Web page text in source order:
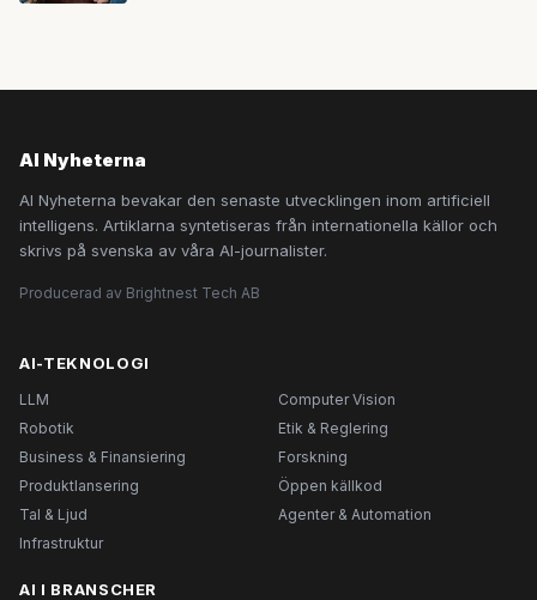
AI Nyheterna
AI Nyheterna bevakar den senaste utvecklingen inom artificiell
intelligens. Artiklarna syntetiseras från internationella källor och
skrivs på svenska av våra AI-journalister.
Producerad av Brightnest Tech AB
AI-TEKNOLOGI
LLM
Computer Vision
Robotik
Etik & Reglering
Business & Finansiering
Forskning
Produktlansering
Öppen källkod
Tal & Ljud
Agenter & Automation
Infrastruktur
AI I BRANSCHER